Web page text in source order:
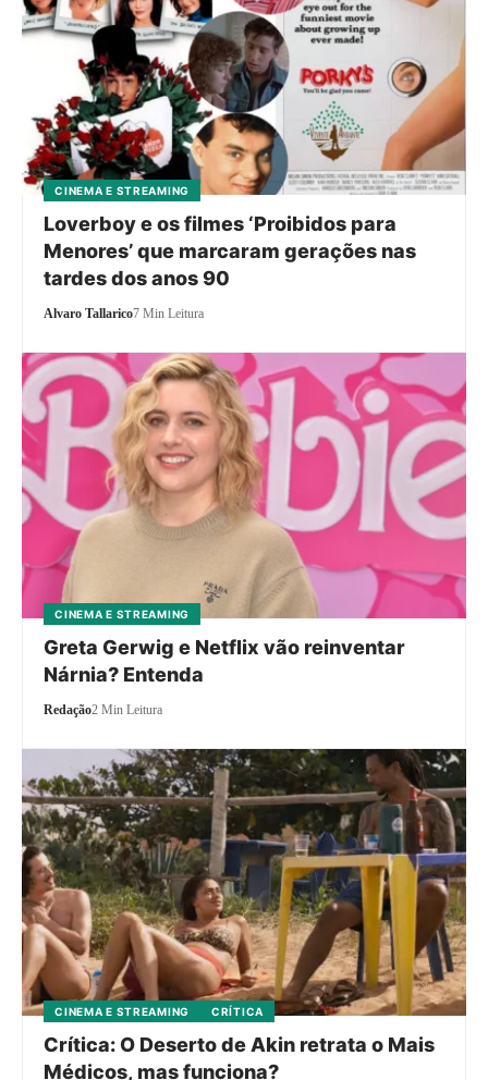
CINEMA E STREAMING
Loverboy e os filmes ‘Proibidos para
Menores’ que marcaram gerações nas
tardes dos anos 90
Alvaro Tallarico7 Min Leitura
CINEMA E STREAMING
Greta Gerwig e Netflix vão reinventar
Nárnia? Entenda
Redação2 Min Leitura
CINEMA E STREAMING CRÍTICA
Crítica: O Deserto de Akin retrata o Mais
Médicos, mas funciona?